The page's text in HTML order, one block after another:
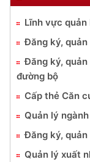
Lĩnh vực
Đăng ký,
Đăng ký,
đường bộ
Cấp thẻ Căn
Quản lý
Đăng ký,
Quản lý xuất